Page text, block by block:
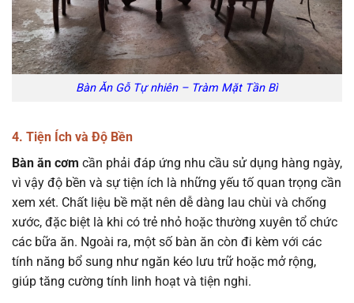
Bàn Ăn Gỗ Tự nhiên – Tràm Mặt Tần Bì
4. Tiện Ích và Độ Bền
Bàn ăn cơm cần phải đáp ứng nhu cầu sử dụng hàng ngày,
vì vậy độ bền và sự tiện ích là những yếu tố quan trọng cần
xem xét. Chất liệu bề mặt nên dễ dàng lau chùi và chống
xước, đặc biệt là khi có trẻ nhỏ hoặc thường xuyên tổ chức
các bữa ăn. Ngoài ra, một số bàn ăn còn đi kèm với các
tính năng bổ sung như ngăn kéo lưu trữ hoặc mở rộng,
giúp tăng cường tính linh hoạt và tiện nghi.